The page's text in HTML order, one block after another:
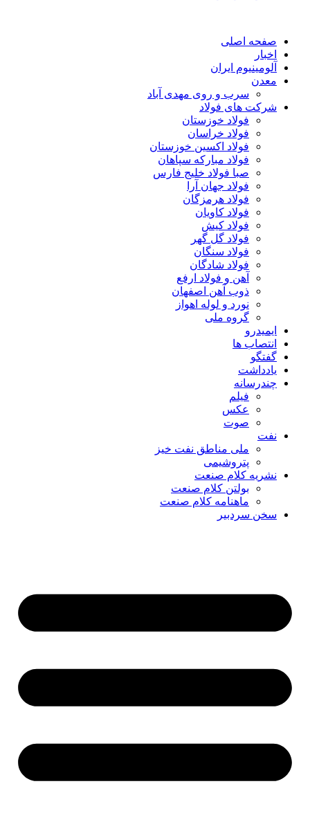
صفحه اصلی
اخبار
آلومینیوم ایران
معدن
سرب و روی مهدی آباد
شرکت های فولاد
فولاد خوزستان
فولاد خراسان
فولاد اکسین خوزستان
فولاد مبارکه سپاهان
صبا فولاد خلیج فارس
فولاد جهان آرا
فولاد هرمزگان
فولاد کاویان
فولاد کیش
فولاد گل گهر
فولاد سنگان
فولاد شادگان
آهن و فولاد ارفع
ذوب آهن اصفهان
نورد و لوله اهواز
گروه ملی
ایمیدرو
انتصاب ها
گفتگو
یادداشت
چندرسانه
فیلم
عکس
صوت
نفت
ملی مناطق نفت خیز
پتروشیمی
نشریه کلام صنعت
بولتن کلام صنعت
ماهنامه کلام صنعت
سخن سردبیر